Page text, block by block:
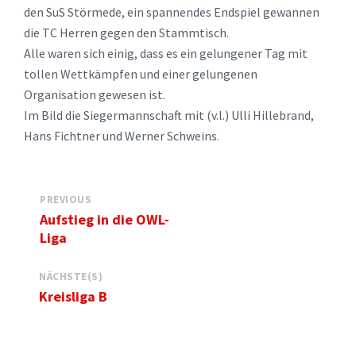
den SuS Störmede, ein spannendes Endspiel gewannen
die TC Herren gegen den Stammtisch.
Alle waren sich einig, dass es ein gelungener Tag mit
tollen Wettkämpfen und einer gelungenen
Organisation gewesen ist.
Im Bild die Siegermannschaft mit (v.l.) Ulli Hillebrand,
Hans Fichtner und Werner Schweins.
PREVIOUS
Aufstieg in die OWL-
Liga
NÄCHSTE(S)
Kreisliga B